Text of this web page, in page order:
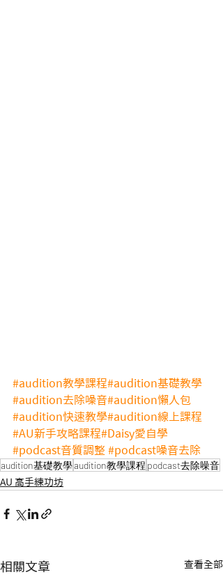
#audition教學課程#audition基礎教學
#audition去除噪音#audition懶人包
#audition快速教學#audition線上課程
#AU新手攻略課程#Daisy愛自學
#podcast音質調整 #podcast噪音去除
audition基礎教學audition教學課程 podcast去除噪音
AU 高手練功坊
相關文章 查看全部